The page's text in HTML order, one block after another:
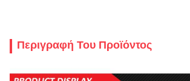
Περιγραφή Του Προϊόντος